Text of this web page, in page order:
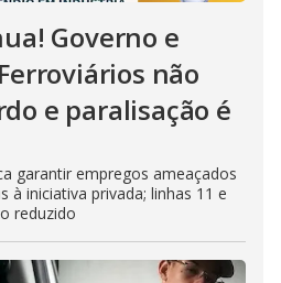
Governo e
não
e paralisação é
garantir empregos ameaçados
à iniciativa privada; linhas 11 e
reduzido